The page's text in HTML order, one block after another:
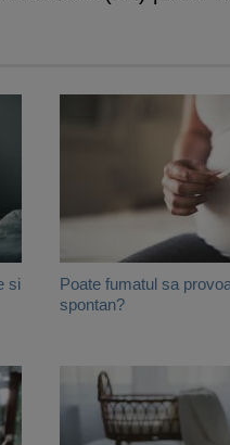
si
Poate fumatul sa
spontan?